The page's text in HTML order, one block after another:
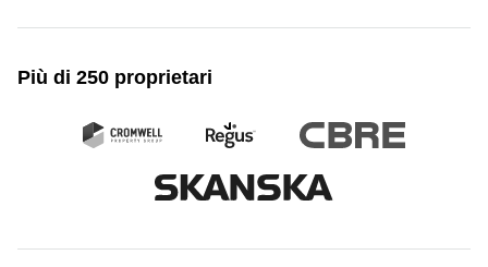
Più di 250 proprietari